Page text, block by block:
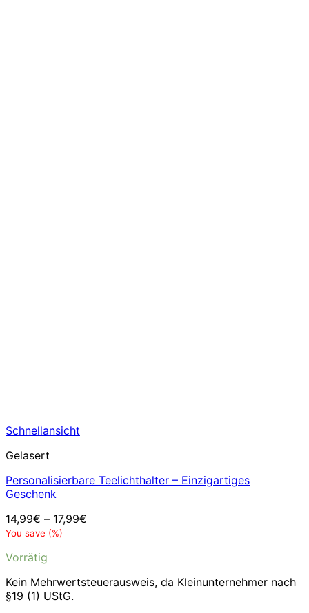
Schnellansicht
Gelasert
Personalisierbare Teelichthalter – Einzigartiges
Geschenk
14,99€ – 17,99€
You save (%)
Vorrätig
Kein Mehrwertsteuerausweis, da Kleinunternehmer nach
§19 (1) UStG.